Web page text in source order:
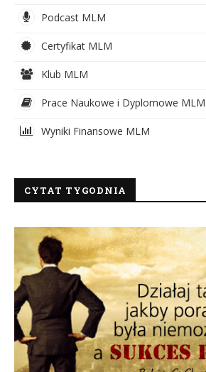
Podcast MLM
Certyfikat MLM
Klub MLM
Prace Naukowe i Dyplomowe MLM
Wyniki Finansowe MLM
CYTAT TYGODNIA